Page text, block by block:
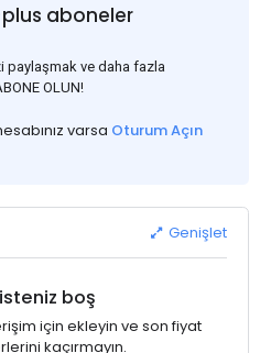
aboneler
paylaşmak ve daha fazla
OLUN!
varsa Oturum Açın
Genişlet
boş
için ekleyin ve son fiyat
kaçırmayın.